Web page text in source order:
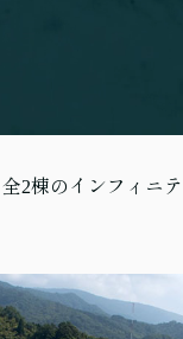
2棟のインフィニ